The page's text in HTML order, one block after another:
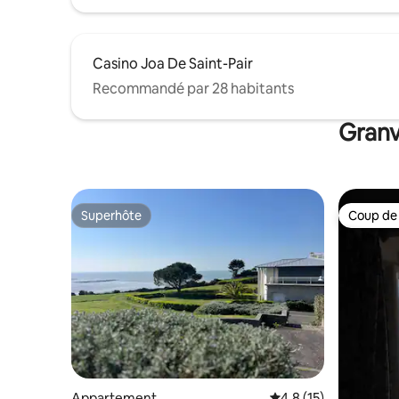
Casino Joa De Saint-Pair
Recommandé par 28 habitants
Superhôte
Superhôte Coup
Coup